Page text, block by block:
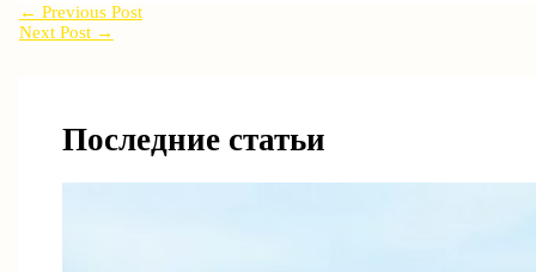
← Previous Post
Next Post →
Последние статьи